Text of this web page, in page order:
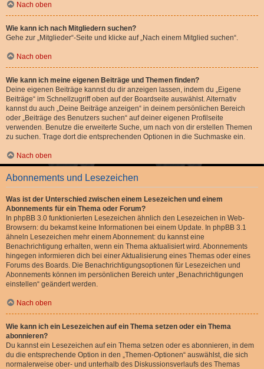
Nach oben
Wie kann ich nach Mitgliedern suchen?
Gehe zur „Mitglieder“-Seite und klicke auf „Nach einem Mitglied suchen“.
Nach oben
Wie kann ich meine eigenen Beiträge und Themen finden?
Deine eigenen Beiträge kannst du dir anzeigen lassen, indem du „Eigene
Beiträge“ im Schnellzugriff oben auf der Boardseite auswählst. Alternativ
kannst du auch „Deine Beiträge anzeigen“ in deinem persönlichen Bereich
oder „Beiträge des Benutzers suchen“ auf deiner eigenen Profilseite
verwenden. Benutze die erweiterte Suche, um nach von dir erstellen Themen
zu suchen. Trage dort die entsprechenden Optionen in die Suchmaske ein.
Nach oben
Abonnements und Lesezeichen
Was ist der Unterschied zwischen einem Lesezeichen und einem
Abonnements für ein Thema oder Forum?
In phpBB 3.0 funktionierten Lesezeichen ähnlich den Lesezeichen in Web-
Browsern: du bekamst keine Informationen bei einem Update. In phpBB 3.1
ähneln Lesezeichen mehr einem Abonnement: du kannst eine
Benachrichtigung erhalten, wenn ein Thema aktualisiert wird. Abonnements
hingegen informieren dich bei einer Aktualisierung eines Themas oder eines
Forums des Boards. Die Benachrichtigungsoptionen für Lesezeichen und
Abonnements können im persönlichen Bereich unter „Benachrichtigungen
einstellen“ geändert werden.
Nach oben
Wie kann ich ein Lesezeichen auf ein Thema setzen oder ein Thema
abonnieren?
Du kannst ein Lesezeichen auf ein Thema setzen oder es abonnieren, in dem
du die entsprechende Option in den „Themen-Optionen“ auswählst, die sich
normalerweise ober- und unterhalb des Diskussionsverlaufs des Themas